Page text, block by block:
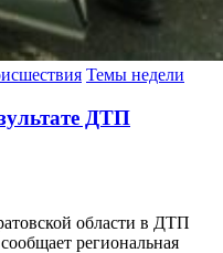
Темы недели
ДТП
области в ДТП
региональная